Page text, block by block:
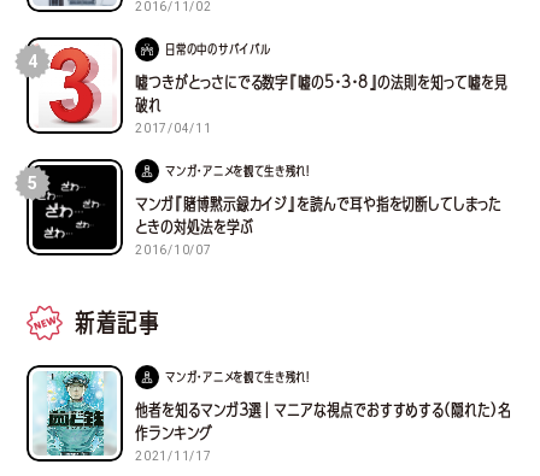
2016/11/02
4
日常の中のサバイバル
嘘つきがとっさにでる数字『嘘の5・3・8』の法則を知って嘘を見
破れ
2017/04/11
5
マンガ・アニメを観て生き残れ！
マンガ『賭博黙示録カイジ』を読んで耳や指を切断してしまった
ときの対処法を学ぶ
2016/10/07
新着記事
マンガ・アニメを観て生き残れ！
他者を知るマンガ３選｜マニアな視点でおすすめする(隠れた)名
作ランキング
2021/11/17